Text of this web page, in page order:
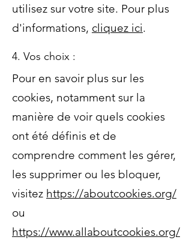
utilisez sur votre site. Pour plus
d'informations, cliquez ici.
4. Vos choix :
Pour en savoir plus sur les
cookies, notamment sur la
manière de voir quels cookies
ont été définis et de
comprendre comment les gérer,
les supprimer ou les bloquer,
visitez https://aboutcookies.org/
ou
https://www.allaboutcookies.org/